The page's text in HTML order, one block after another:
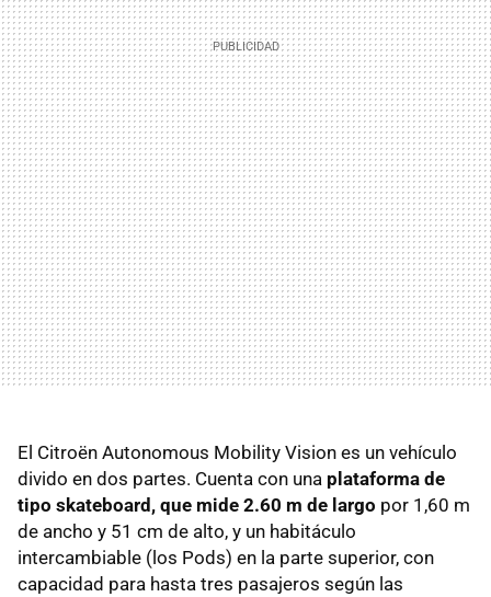
El Citroën Autonomous Mobility Vision es un vehículo
divido en dos partes. Cuenta con una plataforma de
tipo skateboard, que mide 2.60 m de largo por 1,60 m
de ancho y 51 cm de alto, y un habitáculo
intercambiable (los Pods) en la parte superior, con
capacidad para hasta tres pasajeros según las